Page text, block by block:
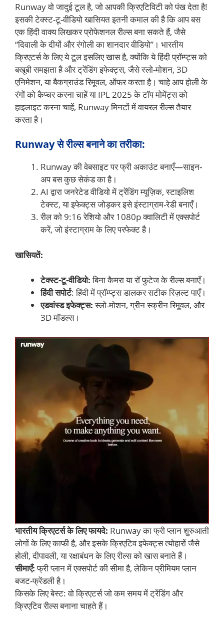
Runway वो जादुई टूल है, जो आपकी क्रिएटिविटी को पंख देता है!
इसकी टेक्स्ट-टू-वीडियो खासियत इतनी कमाल की है कि आप बस
एक हिंदी वाक्य लिखकर प्रोफेशनल रील्स बना सकते हैं, जैसे
“दिवाली के दीयों और रंगोली का शानदार वीडियो”। भारतीय
क्रिएटर्स के लिए ये टूल इसलिए खास है, क्योंकि ये हिंदी प्रॉम्प्ट्स को
बखूबी समझता है और ट्रेंडिंग इफेक्ट्स, जैसे स्लो-मोशन, 3D
एनिमेशन, या बैकग्राउंड रिमूवल, ऑफर करता है। चाहे आप होली के
रंगों को कैप्चर करना चाहें या IPL 2025 के टॉप मोमेंट्स को
हाइलाइट करना चाहें, Runway मिनटों में वायरल रील्स तैयार
करता है।
Runway से रील्स बनाने का तरीका:
Runway की वेबसाइट पर फ्री अकाउंट बनाएँ—साइन-
अप बस कुछ सेकंड का है।
AI द्वारा जनरेटेड वीडियो में ट्रेंडिंग म्यूज़िक, स्टाइलिश
टेक्स्ट, या इफेक्ट्स जोड़कर इसे इंस्टाग्राम-रेडी बनाएँ।
रील को 9:16 रेशियो और 1080p क्वालिटी में एक्सपोर्ट
करें, जो इंस्टाग्राम के लिए परफेक्ट है।
खासियतें:
टेक्स्ट-टू-वीडियो:बिना कैमरा या रॉ फुटेज के रील्स बनाएँ।
हिंदी सपोर्ट: हिंदी में प्रॉम्प्ट्स डालकर सटीक रिज़ल्ट पाएँ।
एडवांस्ड इफेक्ट्स:स्लो-मोशन, ग्रीन स्क्रीन रिमूवल, और
3D मॉडल्स।
भारतीय क्रिएटर्स के लिए फायदे: Runway का फ्री प्लान शुरुआती
लोगों के लिए काफी है, और इसके क्रिएटिव इफेक्ट्स त्योहारों जैसे
होली, दीपावली, या रक्षाबंधन के लिए रील्स को खास बनाते हैं।
सीमाएँ:फ्री प्लान में एक्सपोर्ट की सीमा है, लेकिन प्रीमियम प्लान
बजट-फ्रेंडली है।
किसके लिए बेस्ट: वो क्रिएटर्स जो कम समय में ट्रेंडिंग और
क्रिएटिव रील्स बनाना चाहते हैं।